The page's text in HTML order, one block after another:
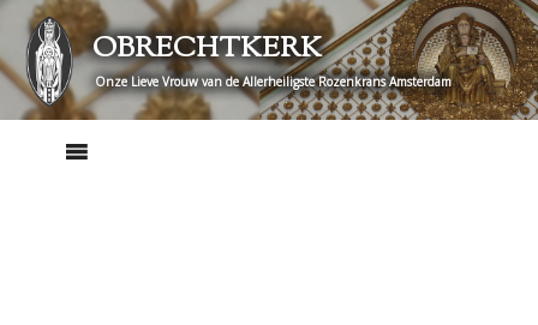
Skip
content
OBRECHTKERK
Onze Lieve Vrouw van de Allerheiligste Rozenkrans Amsterdam